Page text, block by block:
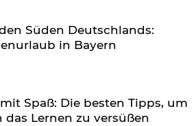
Süden Deutschlands:
in Bayern
Spaß: Die besten Tipps, um
das Lernen zu versüßen